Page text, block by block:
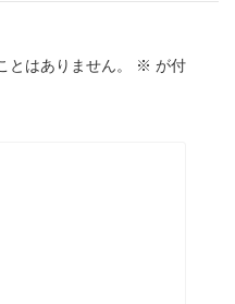
とはありません。 ※ が付